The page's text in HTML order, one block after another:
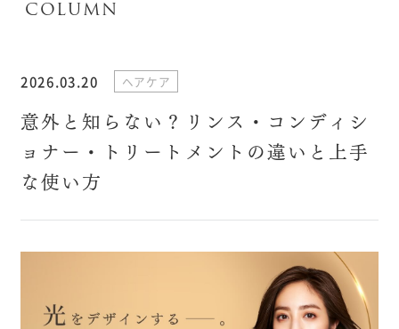
2026.03.20 ヘアケア
意外と知らない？リンス・コンディシ
ョナー・トリートメントの違いと上手
な使い方